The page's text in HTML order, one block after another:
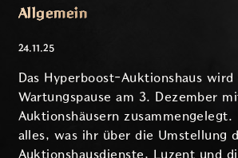
Allgemein
24.11.25
Das Hyperboost-Auktionshaus
Wartungspause am 3. Dezember
Auktionshäusern
alles, was ihr über die Umstellung
Auktionshausdienste, Luzent und